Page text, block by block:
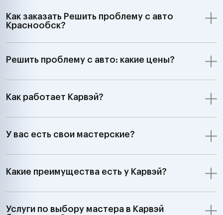
Как заказать Решить проблему с авто
Краснообск?
Решить проблему с авто: какие цены?
Как работает Карвэй?
У вас есть свои мастерские?
Какие преимущества есть у Карвэй?
Услуги по выбору мастера в Карвэй